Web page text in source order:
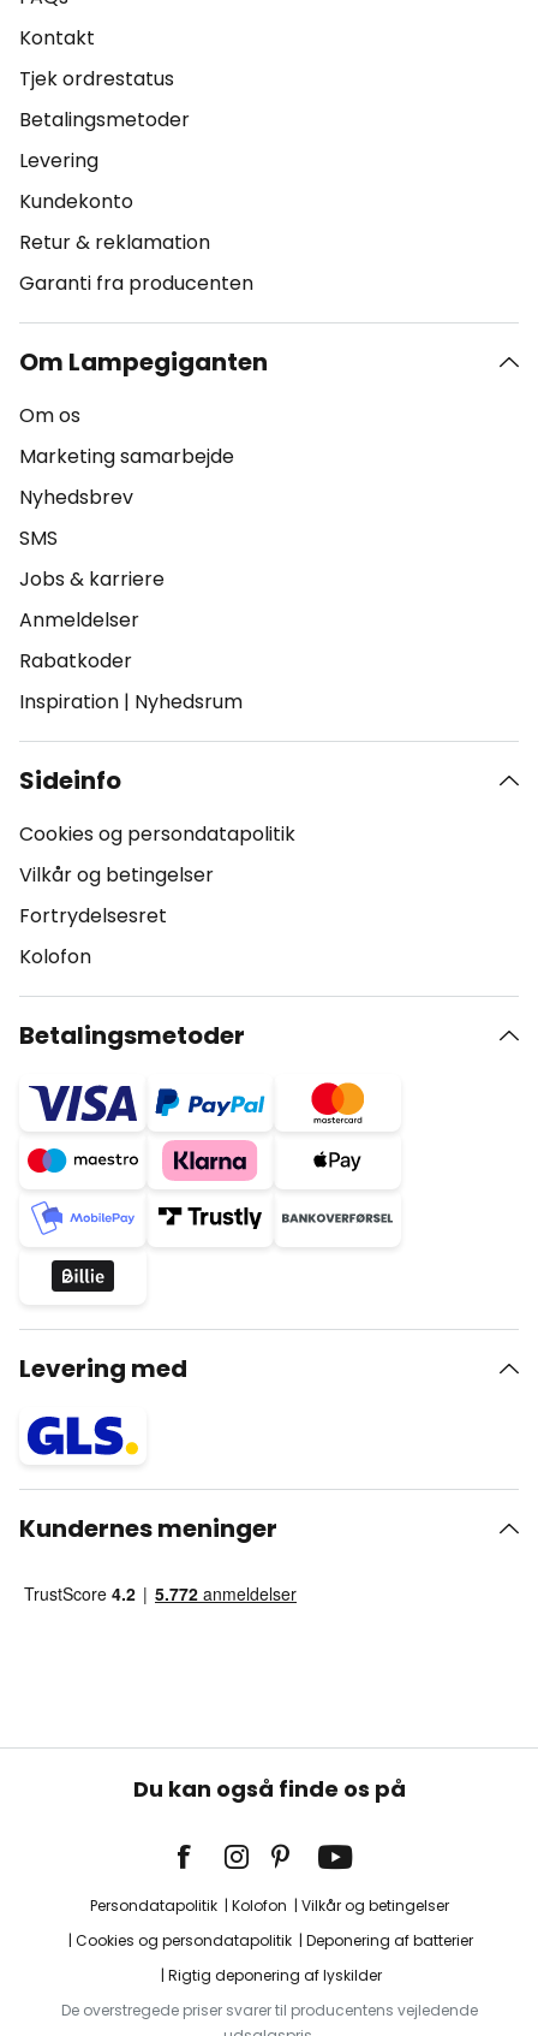
Kontakt
Tjek ordrestatus
Betalingsmetoder
Levering
Kundekonto
Retur & reklamation
Garanti fra producenten
Om Lampegiganten
Om os
Marketing samarbejde
Nyhedsbrev
SMS
Jobs & karriere
Anmeldelser
Rabatkoder
Inspiration | Nyhedsrum
Sideinfo
Cookies og persondatapolitik
Vilkår og betingelser
Fortrydelsesret
Kolofon
Betalingsmetoder
Levering med
Kundernes meninger
Du kan også finde os på
Persondatapolitik Kolofon
Vilkår og betingelser
Cookies og persondatapolitik
Deponering af batterier
Rigtig deponering af lyskilder
De overstregede priser svarer til producentens vejledende